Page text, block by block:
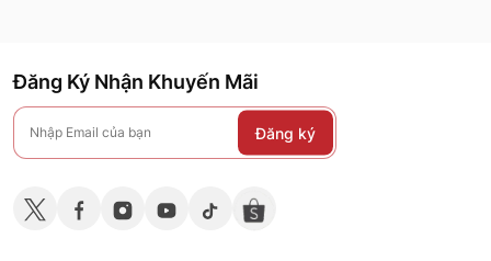
Đăng Ký Nhận Khuyến Mãi
Đăng ký